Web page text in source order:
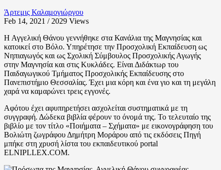
Άρτεμις Καλαμογιώργου
Feb 14, 2021 / 2029 Views
Η Αγγελική Θάνου γεννήθηκε στα Κανάλια της Μαγνησίας και
κατοικεί στο Βόλο. Υπηρέτησε την Προσχολική Εκπαίδευση ως
Νηπιαγωγός και ως Σχολική Σύμβουλος Προσχολικής Αγωγής
στην Μαγνησία και στις Κυκλάδες. Είναι Διδάκτωρ του
Παιδαγωγικού Τμήματος Προσχολικής Εκπαίδευσης στο
Πανεπιστήμιο Θεσσαλίας. Έχει μια κόρη και ένα γιο και τη μεγάλη
χαρά να καμαρώνει τρεις εγγονές.
Αφότου έχει αφυπηρετήσει ασχολείται συστηματικά με τη
συγγραφή. Δώδεκα βιβλία φέρουν το όνομά της. Το τελευταίο της
βιβλίο με τον τίτλο «Ποιήματα – Σχήματα» με εικονογράφηση του
Βολιώτη ζωγράφου Δημήτρη Μοράρου από τις εκδόσεις Πηγή
μπήκε στη χρυσή λίστα του εκπαιδευτικού portal
ELNIPLLEX.COM.